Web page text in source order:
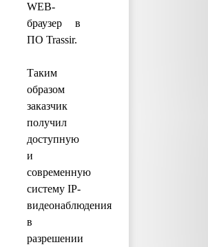
WEB-
браузер в
ПО Trassir.
Таким
образом
заказчик
получил
доступную
и
современную
систему IP-
видеонаблюдения
в
разрешении